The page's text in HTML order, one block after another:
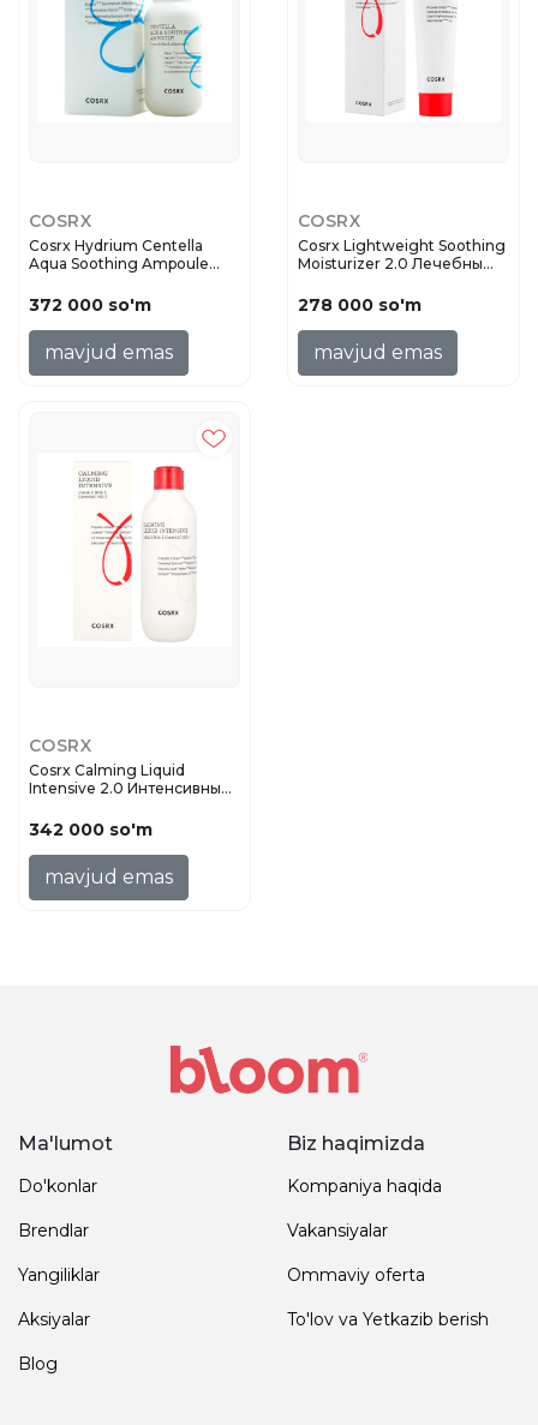
COSRX
Cosrx Hydrium Centella
Aqua Soothing Ampoule
372 000 so'm
mavjud emas
COSRX
Cosrx Lightweight Soothing
Moisturizer 2.0 Лечебны...
278 000 so'm
mavjud emas
COSRX
Cosrx Calming Liquid
Intensive 2.0 Интенсивный
342 000 so'm
mavjud emas
Ma'lumot
Do'konlar
Brendlar
Yangiliklar
Aksiyalar
Blog
Biz haqimizda
Kompaniya haqida
Vakansiyalar
Ommaviy oferta
To'lov va Yetkazib berish